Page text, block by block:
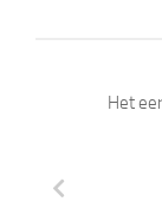
Het